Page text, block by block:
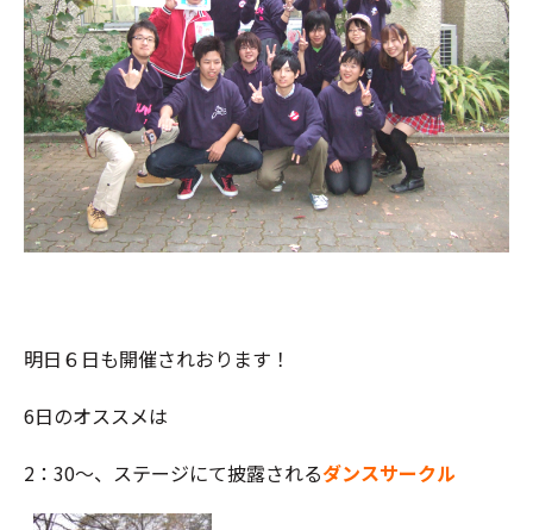
明日６日も開催されおります！
6日のオススメは
2：30～、ステージにて披露されるダンスサークル